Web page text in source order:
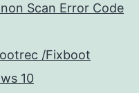
Scan Error Code
/Fixboot
10